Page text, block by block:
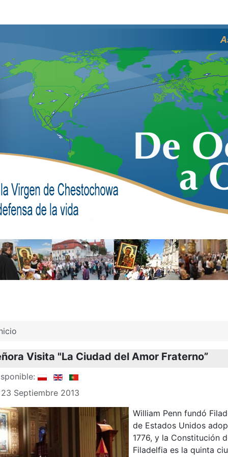
Visita "La Ciudad del Amor Fraterno”
Septiembre 2013
William Penn fundó
de Estados Unidos
1776, y la Constitución
Filadelfia es la quinta